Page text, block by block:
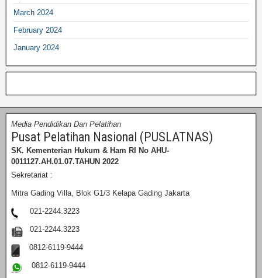
March 2024
February 2024
January 2024
Media Pendidikan Dan Pelatihan
Pusat Pelatihan Nasional (PUSLATNAS)
SK. Kementerian Hukum & Ham RI
No AHU-
0011127.AH.01.07.TAHUN 2022
Sekretariat :
Mitra Gading Villa, Blok G1/3 Kelapa Gading Jakarta
021-2244.3223
021-2244.3223
0812-6119-9444
0812-6119-9444